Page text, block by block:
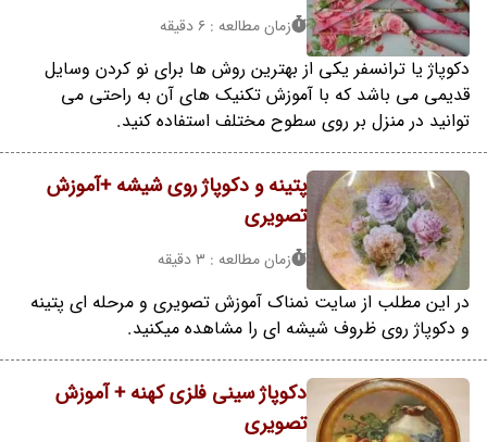
زمان مطالعه : 6 دقیقه
دکوپاژ یا ترانسفر یکی از بهترین روش ها برای نو کردن وسایل
قدیمی می باشد که با آموزش تکنیک های آن به راحتی می
توانید در منزل بر روی سطوح مختلف استفاده کنید.
پتینه و دکوپاژ روی شیشه +آموزش
تصویری
زمان مطالعه : 3 دقیقه
در این مطلب از سایت نمناک آموزش تصویری و مرحله ای پتینه
و دکوپاژ روی ظروف شیشه ای را مشاهده میکنید.
دکوپاژ سینی فلزی کهنه + آموزش
تصویری